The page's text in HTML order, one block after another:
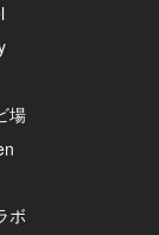
場
ボ